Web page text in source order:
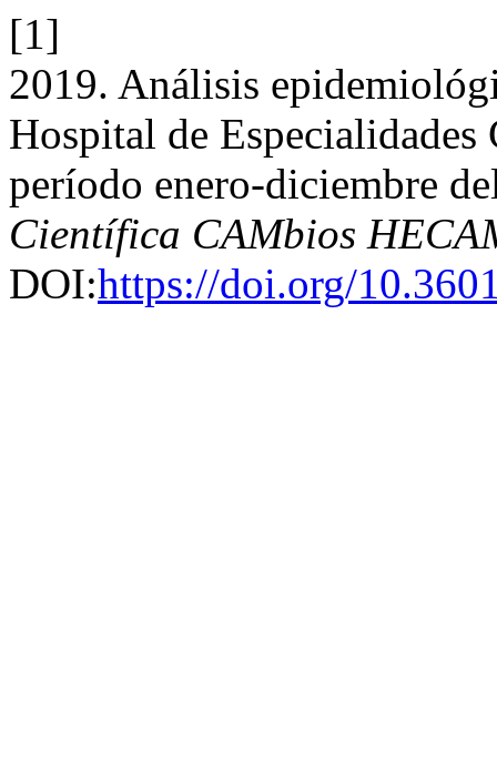
[1]
2019. Análisis
Hospital de
período enero-diciembre
Científica CAMbios
DOI:https://doi.org/